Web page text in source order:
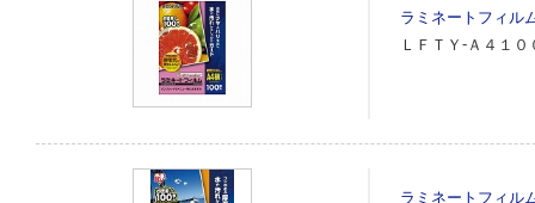
ラミネートフィル
ＬＦＴＹ‐Ａ４１
ラミネートフィ